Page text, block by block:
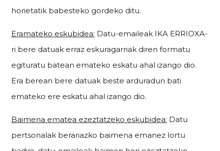
horietatik babesteko gordeko ditu.
Eramateko eskubidea: Datu-emaileak IKA ERRIOXA-
ri bere datuak erraz eskuragarriak diren formatu
egituratu batean emateko eskatu ahal izango dio.
Era berean bere datuak beste arduradun bati
emateko ere eskatu ahal izango dio.
Baimena ematea ezeztatzeko eskubidea: Datu
pertsonalak berariazko baimena emanez lortu